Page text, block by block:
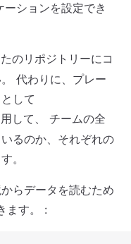
ションを設定でき
のリポジトリーにコ
代わりに、プレー
して
して、 チームの全
るのか、それぞれの
。
らデータを読むため
ます。 :